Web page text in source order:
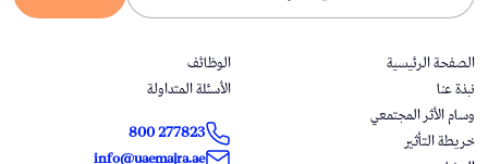
الصفحة الرئيسية
نبذة عنا
وسام الأثر المجتمعي
خريطة التأثير
الوظائف
الأسئلة المتداولة
800 277823
info@uaemajra.ae